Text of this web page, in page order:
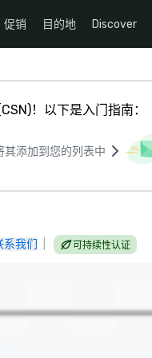
促销 目的地 Discover
！以下是入门指南：
其添加到您的列表中
系我们 可持续性认证